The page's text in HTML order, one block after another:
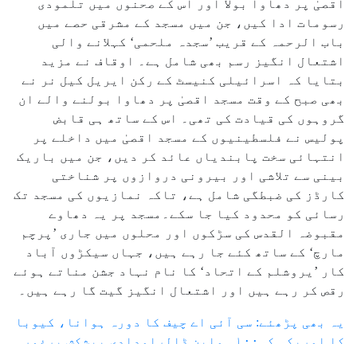
اقصیٰ پر دھاوا بولا اور اس کے صحنوں میں تلمودی
رسومات ادا کیں، جن میں مسجد کے مشرقی حصے میں
باب الرحمہ کے قریب ’سجدہ ملحمی‘ کہلانے والی
اشتعال انگیز رسم بھی شامل ہے۔ اوقاف نے مزید
بتایا کہ اسرائیلی کنیسٹ کے رکن ایریل کیل نر نے
بھی صبح کے وقت مسجد اقصیٰ پر دھاوا بولنے والے ان
گروہوں کی قیادت کی تھی۔ اس کے ساتھ ہی قابض
پولیس نے فلسطینیوں کے مسجد اقصیٰ میں داخلے پر
انتہائی سخت پابندیاں عائد کر دیں، جن میں باریک
بینی سے تلاشی اور بیرونی دروازوں پر شناختی
کارڈز کی ضبطگی شامل ہے، تاکہ نمازیوں کی مسجد تک
رسائی کو محدود کیا جا سکے۔مسجد پر یہ دھاوے
مقبوضہ القدس کی سڑکوں اور محلوں میں جاری ’پرچم
مارچ‘ کے ساتھ کئے جا رہے ہیں، جہاں سیکڑوں آباد
کار ’یروشلم کے اتحاد‘ کا نام نہاد جشن مناتے ہوئے
رقص کر رہے ہیں اور اشتعال انگیز گیت گا رہے ہیں۔
یہ بھی پڑھئے: سی آئی اے چیف کا دورہ ہوانا، کیوبا
کا امریکہ کی۱۰۰؍ ملین ڈالرامدادی پیشکش پرغور